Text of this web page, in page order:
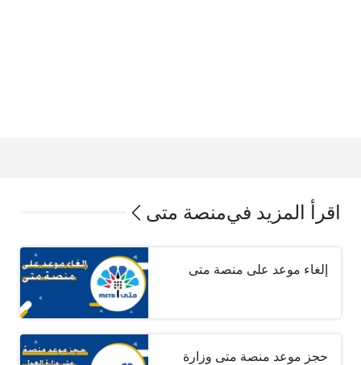
اقرأ المزيد فيمنصة متى
إلغاء موعد على منصة متى
حجز موعد منصة متى وزارة